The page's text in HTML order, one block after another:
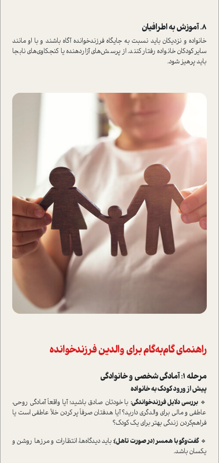
8. آموزش به اطرافیان
خانواده و نزدیکان باید نسبت به جایگاه فرزندخوانده آگاه باشند و با او مانند
سایر کودکان خانواده رفتار کنند. از پرسش‌های آزاردهنده یا کنجکاوی‌های نابجا
باید پرهیز شود.
راهنمای گام‌به‌گام برای والدین فرزندخوانده
مرحله ۱: آمادگی شخصی و خانوادگی
پیش از ورود کودک به خانواده
🔹 بررسی دلایل فرزندخواندگی: با خودتان صادق باشید؛ آیا واقعاً آمادگی روحی،
عاطفی و مالی برای والدگری دارید؟ آیا هدفتان صرفاً پر کردن خلأ عاطفی است یا
فراهم‌کردن زندگی بهتر برای یک کودک؟
🔹 گفت‌وگو با همسر (در صورت تاهل):باید دیدگاه‌ها، انتظارات و مرزها روشن و
یکسان باشد.